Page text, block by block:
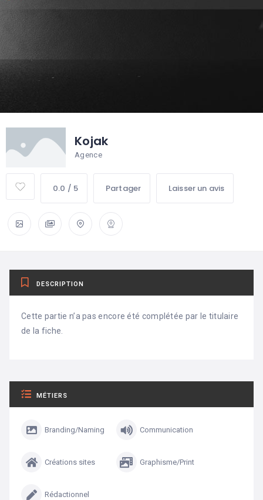
Kojak
Agence
0.0 / 5 Partager Laisser un avis
DESCRIPTION
Cette partie n’a pas encore été complétée par le titulaire
de la fiche.
MÉTIERS
Branding/Naming Communication
Créations sites Graphisme/Print
Rédactionnel